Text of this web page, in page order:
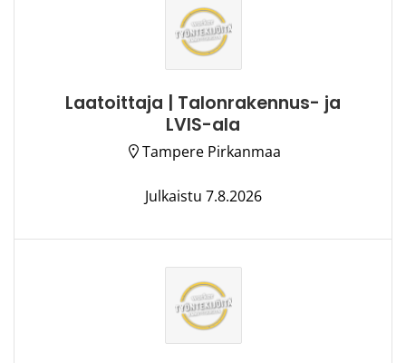
Laatoittaja | Talonrakennus- ja
LVIS-ala
Tampere Pirkanmaa
Julkaistu 7.8.2026